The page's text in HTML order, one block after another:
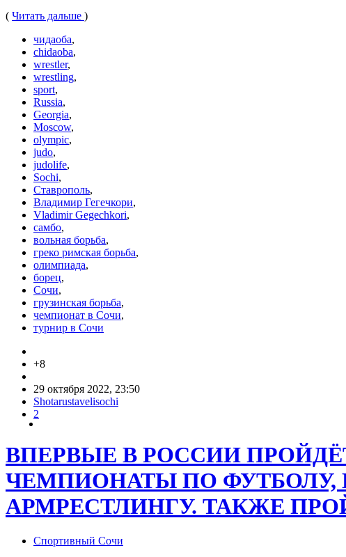
( Читать дальше )
чидаоба,
chidaoba,
wrestler,
wrestling,
sport,
Russia,
Georgia,
Moscow,
olympic,
judo,
judolife,
Sochi,
Ставрополь,
Владимир Гегечкори,
Vladimir Gegechkori,
самбо,
вольная борьба,
греко римская борьба,
олимпиада,
борец,
Сочи,
грузинская борьба,
чемпионат в Сочи,
турнир в Сочи
+8
29 октября 2022, 23:50
Shotarustavelisochi
2
ВПЕРВЫЕ В РОССИИ
ЧЕМПИОНАТЫ ПО ФУТБОЛУ,
АРМРЕСТЛИНГУ. ТАКЖЕ
Спортивный Сочи